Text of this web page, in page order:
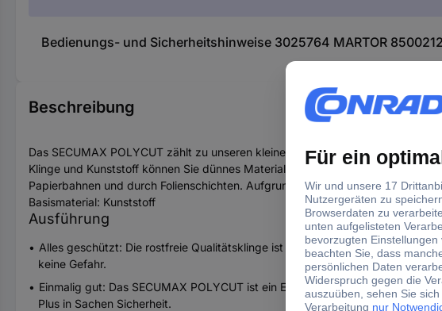
Bedienungs- und Sicherheitshinweise 3025764 MARTOR
Beschreibung
Das SECUMAX POLYCUT zählt zu unseren kleinen, flinken Einwegmessern
Klinge und Kunststoff können Sie dünnes Material auch in mehreren Lagen
Papierbahnen und durch Folienschichten. Aufgrund seiner schlanken Bauform
Basismaterial: Kunststoff
Ausführung
Alles geschützt: Die rostfreie Qualitätsklinge ist zwischen Nase und Griff
keine Gefahr.
Einmalig gut: Das SECUMAX POLYCUT ist ein Einwegmesser. Da Sie die
Plus in Sachen Sicherheit.